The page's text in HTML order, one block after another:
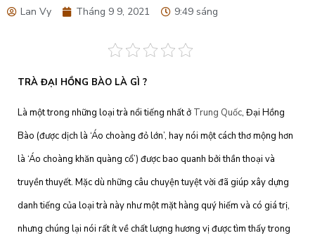
Lan Vy Tháng 9 9, 2021 9:49 sáng
TRÀ ĐẠI HỒNG BÀO LÀ GÌ ?
Là một trong những loại trà nổi tiếng nhất ở Trung Quốc, Đại Hồng
Bào (được dịch là ‘Áo choàng đỏ lớn’, hay nói một cách thơ mộng hơn
là ‘Áo choàng khăn quàng cổ’) được bao quanh bởi thần thoại và
truyền thuyết. Mặc dù những câu chuyện tuyệt vời đã giúp xây dựng
danh tiếng của loại trà này như một mặt hàng quý hiếm và có giá trị,
nhưng chúng lại nói rất ít về chất lượng hương vị được tìm thấy trong